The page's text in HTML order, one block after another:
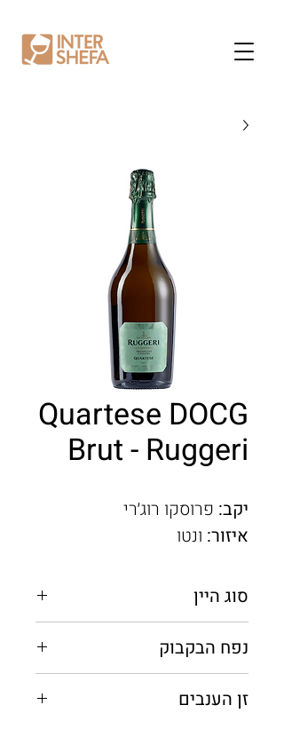
Quartese DOCG
Brut - Ruggeri
יקב: פרוסקו רוג׳רי
איזור: ונטו
סוג היין
נפח הבקבוק
זן הענבים